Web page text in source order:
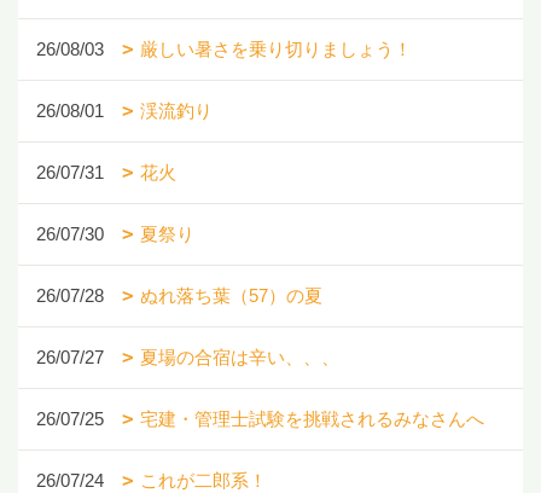
26/08/03 厳しい暑さを乗り切りましょう！
26/08/01 渓流釣り
26/07/31 花火
26/07/30 夏祭り
26/07/28 ぬれ落ち葉（57）の夏
26/07/27 夏場の合宿は辛い、、、
26/07/25 宅建・管理士試験を挑戦されるみなさんへ
26/07/24 これが二郎系！